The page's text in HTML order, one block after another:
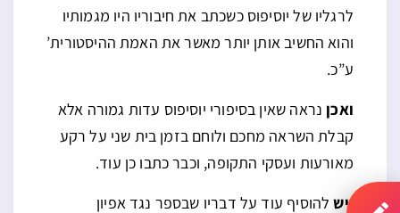
לרגליו של יוסיפוס כשכתב את חיבוריו היו מגמותיו
והוא החשיב אותן יותר מאשר את האמת ההיסטורית’
ע”כ.
ואכן נראה שאין בסיפורי יוסיפוס עדות גמורה אלא
קבלת השראה מחכם ולוחם בזמן בית שני על רקע
מאורעות ועסקי התקופה, וכבר כתבו כן עוד.
וישלהוסיף עוד על דבריו שבספר נגד אפיון